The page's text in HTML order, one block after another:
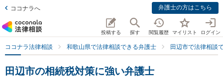
ココナラへ 弁護士の方はこちら
投稿する 探す 閲覧履歴 マイリスト ログイン
ココナラ法律相談 和歌山県で法律相談できる弁護士 田辺市で法律相談
田辺市の相続税対策に強い弁護士